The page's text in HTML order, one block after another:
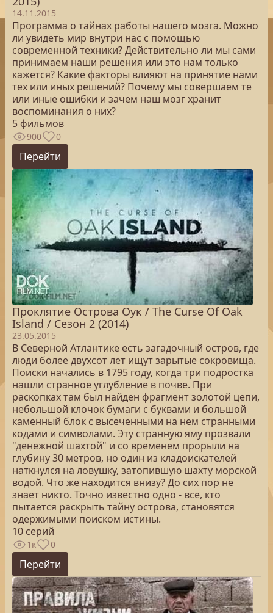
14.11.2015
Программа о тайнах работы нашего мозга. Можно
ли увидеть мир внутри нас с помощью
современной техники? Действительно ли мы сами
принимаем наши решения или это нам только
кажется? Какие факторы влияют на принятие нами
тех или иных решений? Почему мы совершаем те
или иные ошибки и зачем наш мозг хранит
воспоминания о них?
5 фильмов
900 0
Перейти
Проклятие Острова Оук / The Curse Of Oak
Island / Сезон 2 (2014)
23.05.2015
В Северной Атлантике есть загадочный остров, где
люди более двухсот лет ищут зарытые сокровища.
Поиски начались в 1795 году, когда три подростка
нашли странное углубление в почве. При
раскопках там был найден фрагмент золотой цепи,
небольшой клочок бумаги с буквами и большой
каменный блок с высеченными на нем странными
кодами и символами. Эту странную яму прозвали
"денежной шахтой" и со временем прорыли на
глубину 30 метров, но один из кладоискателей
наткнулся на ловушку, затопившую шахту морской
водой. Что же находится внизу? До сих пор не
знает никто. Точно известно одно - все, кто
пытается раскрыть тайну острова, становятся
одержимыми поиском истины.
10 серий
1к 0
Перейти